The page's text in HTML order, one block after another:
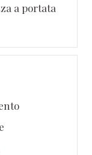
a portata